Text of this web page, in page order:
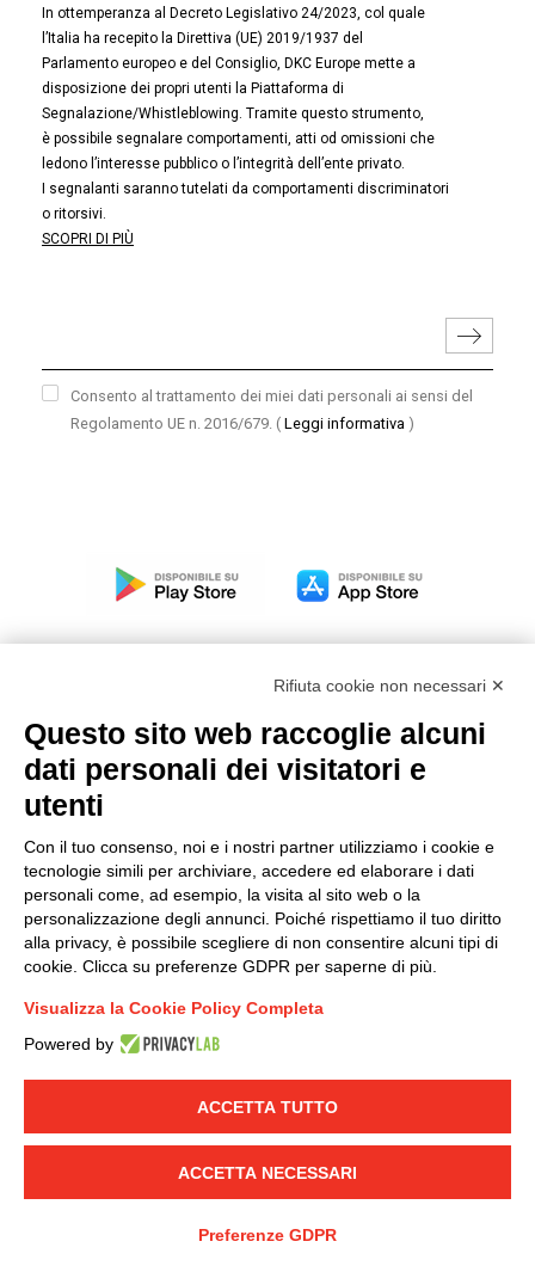
In ottemperanza al Decreto Legislativo 24/2023, col quale
l’Italia ha recepito la Direttiva (UE) 2019/1937 del
Parlamento europeo e del Consiglio, DKC Europe mette a
disposizione dei propri utenti la Piattaforma di
Segnalazione/Whistleblowing. Tramite questo strumento,
è possibile segnalare comportamenti, atti od omissioni che
ledono l’interesse pubblico o l’integrità dell’ente privato.
I segnalanti saranno tutelati da comportamenti discriminatori
o ritorsivi.
SCOPRI DI PIÙ
Consento al trattamento dei miei dati personali ai sensi del
Regolamento UE n. 2016/679. ( Leggi informativa )
LINKEDIN YOUTUBE
© 2019 - DKC Europe - -
Cookie-Yourbiz
Modello organizzativo, gestione e controllo – D. lgs.
231/2001
Condizioni generali di vendita DKC Power Solutions
Condizioni generali di acquisto
Codice etico
Rifiuta cookie non necessari ✕
Questo sito web raccoglie alcuni
dati personali dei visitatori e
utenti
Con il tuo consenso, noi e i nostri partner utilizziamo i cookie e
tecnologie simili per archiviare, accedere ed elaborare i dati
personali come, ad esempio, la visita al sito web o la
personalizzazione degli annunci. Poiché rispettiamo il tuo diritto
alla privacy, è possibile scegliere di non consentire alcuni tipi di
cookie. Clicca su preferenze GDPR per saperne di più.
Visualizza la Cookie Policy Completa
Powered by
ACCETTA TUTTO
ACCETTA NECESSARI
Preferenze GDPR